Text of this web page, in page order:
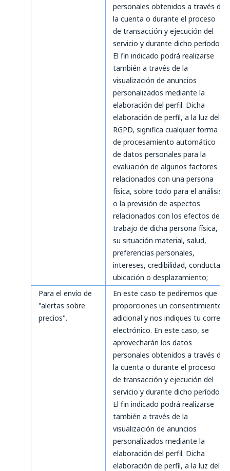
personales obtenidos a través de
la cuenta o durante el proceso
de transacción y ejecución del
servicio y durante dicho período.
El fin indicado podrá realizarse
también a través de la
visualización de anuncios
personalizados mediante la
elaboración del perfil. Dicha
elaboración de perfil, a la luz del
RGPD, significa cualquier forma
de procesamiento automático
de datos personales para la
evaluación de algunos factores
relacionados con una persona
física, sobre todo para el análisis
o la previsión de aspectos
relacionados con los efectos de
trabajo de dicha persona física,
su situación material, salud,
preferencias personales,
intereses, credibilidad, conducta,
ubicación o desplazamiento;
Para el envío de
"alertas sobre
precios".
En este caso te pediremos que
proporciones un consentimiento
adicional y nos indiques tu correo
electrónico. En este caso, se
aprovecharán los datos
personales obtenidos a través de
la cuenta o durante el proceso
de transacción y ejecución del
servicio y durante dicho período.
El fin indicado podrá realizarse
también a través de la
visualización de anuncios
personalizados mediante la
elaboración del perfil. Dicha
elaboración de perfil, a la luz del